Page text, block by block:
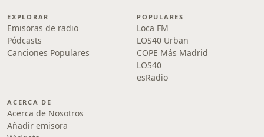
EXPLORAR
Emisoras de radio
Pódcasts
Canciones Populares
POPULARES
Loca FM
LOS40 Urban
COPE Más Madrid
LOS40
esRadio
ACERCA DE
Acerca de Nosotros
Añadir emisora